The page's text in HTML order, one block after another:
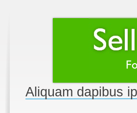
Aliquam dapibus